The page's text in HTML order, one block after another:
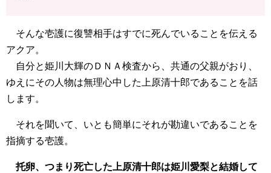
そんな壱護に復讐相手はすでに死んでいることを伝える
アクア。
自分と姫川大輝のＤＮＡ検査から、共通の父親がおり、
ゆえにその人物は無理心中した上原清十郎であることを話
します。
それを聞いて、いとも簡単にそれが勘違いであることを
指摘する壱護。
托卵、つまり死亡した上原清十郎は姫川愛梨と結婚して